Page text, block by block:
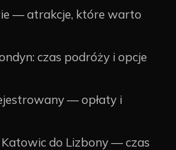
— atrakcje, które warto
czas podróży i opcje
— opłaty i
do Lizbony — czas